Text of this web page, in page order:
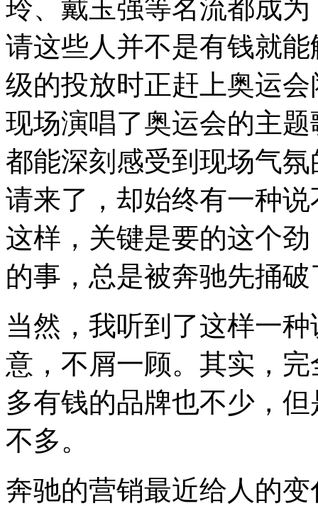
玲、戴玉强等名流都成
请这些人并不是有钱就
级的投放时正赶上奥运
现场演唱了奥运会的主
都能深刻感受到现场气
请来了，却始终有一种
这样，关键是要的这个
的事，总是被奔驰先捅破
当然，我听到了这样一
意，不屑一顾。其实，
多有钱的品牌也不少，
不多。
奔驰的营销最近给人的